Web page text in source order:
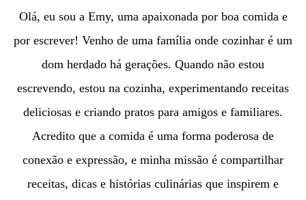
Olá, eu sou a Emy, uma apaixonada por boa comida e
por escrever! Venho de uma família onde cozinhar é um
dom herdado há gerações. Quando não estou
escrevendo, estou na cozinha, experimentando receitas
deliciosas e criando pratos para amigos e familiares.
Acredito que a comida é uma forma poderosa de
conexão e expressão, e minha missão é compartilhar
receitas, dicas e histórias culinárias que inspirem e